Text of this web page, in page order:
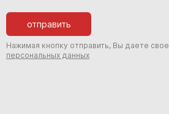
отправить
Нажимая кнопку отправить, Вы даете свое
персональных данных